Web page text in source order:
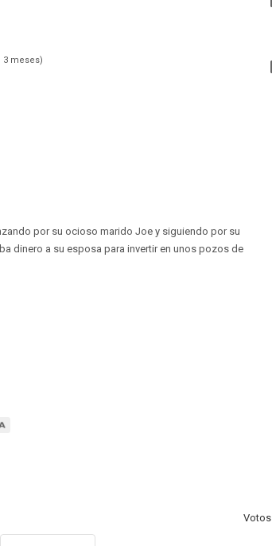
3 meses)
por su ocioso marido Joe y siguiendo por su
dinero a su esposa para invertir en unos pozos de
Votos